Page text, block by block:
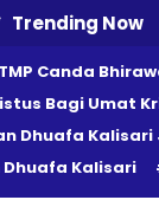
Trending Now
Canda
Bagi Umat
Dhuafa
Kalisari